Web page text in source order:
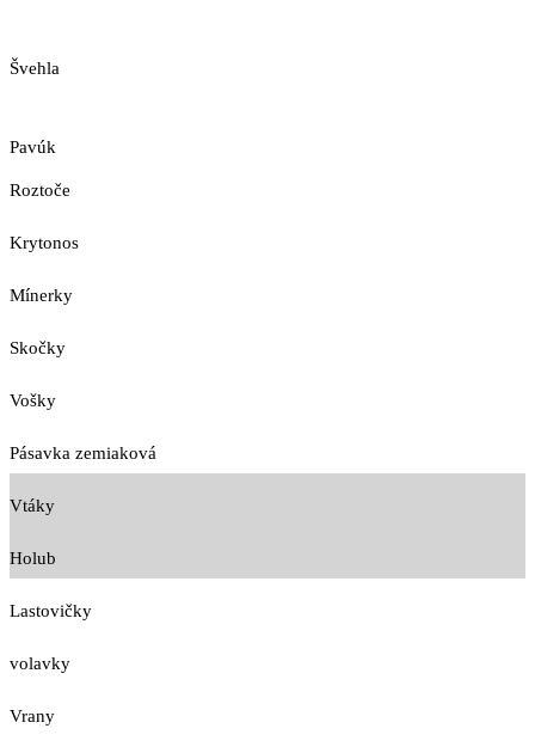
Švehla
Pavúk
Roztoče
Krytonos
Mínerky
Skočky
Vošky
Pásavka zemiaková
Vtáky
Holub
Lastovičky
volavky
Vrany